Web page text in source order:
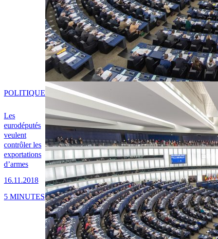
Les
eurodéputés
veulent
contrôler les
exportations
d’armes
16.11.2018
POLITIQUE
5 MINUTES